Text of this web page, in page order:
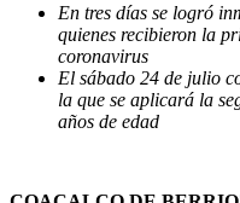
En tres días se logró
quienes recibieron la
coronavirus
El sábado 24 de julio
la que se aplicará la
años de edad